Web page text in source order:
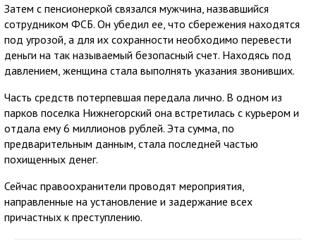
Затем с пенсионеркой связался мужчина, назвавшийся
сотрудником ФСБ. Он убедил ее, что сбережения находятся
под угрозой, а для их сохранности необходимо перевести
деньги на так называемый безопасный счет. Находясь под
давлением, женщина стала выполнять указания звонивших.
Часть средств потерпевшая передала лично. В одном из
парков поселка Нижнегорский она встретилась с курьером и
отдала ему 6 миллионов рублей. Эта сумма, по
предварительным данным, стала последней частью
похищенных денег.
Сейчас правоохранители проводят мероприятия,
направленные на установление и задержание всех
причастных к преступлению.